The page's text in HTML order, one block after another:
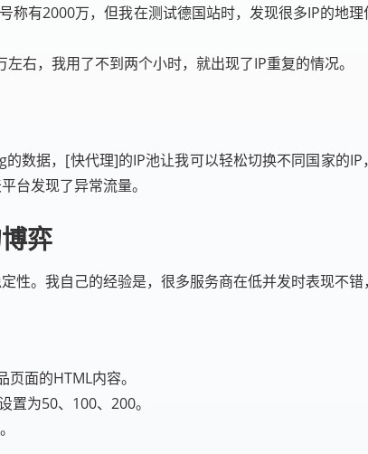
称有2000万，但我在测试德国站时，发现很多IP的地
右，我用了不到两个小时，就出现了IP重复的情况。
数据，[快代理]的IP池让我可以轻松切换不同国家的
台发现了异常流量。
弈
性。我自己的经验是，很多服务商在低并发时表现不
面的HTML内容。
为50、100、200。